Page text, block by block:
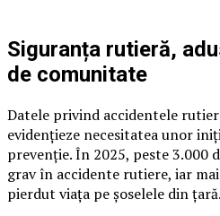
Siguranța rutieră,
de comunitate
Datele privind accidentele
evidențieze necesitatea unor
prevenție. În 2025, peste 3.000
grav în accidente rutiere, iar
pierdut viața pe șoselele din țară.